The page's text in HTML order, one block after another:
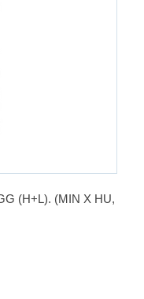
(H+L). (MIN X HU,